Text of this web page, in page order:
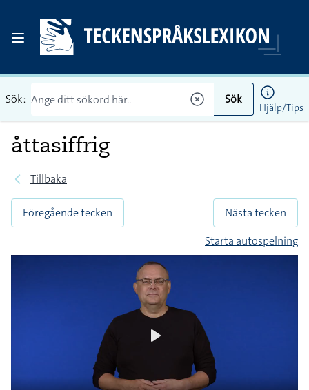
Sök: Sök
Hjälp/Tips
åttasiffrig
Tillbaka
Föregående tecken
Nästa tecken
Starta autospelning